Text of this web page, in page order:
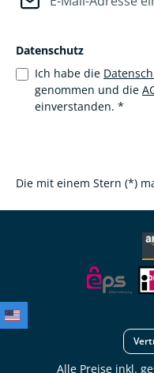
Datenschutz
Ich habe die
genommen und die
einverstanden. *
Die mit einem Stern (*)
Alle Preise inkl.